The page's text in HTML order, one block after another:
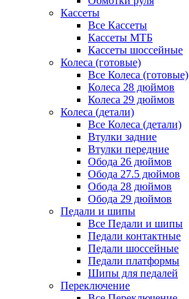
Кассеты
Все Кассеты
Кассеты МТБ
Кассеты шоссейные
Колеса (готовые)
Все Колеса (готовые)
Колеса 28 дюймов
Колеса 29 дюймов
Колеса (детали)
Все Колеса (детали)
Втулки задние
Втулки передние
Обода 26 дюймов
Обода 27.5 дюймов
Обода 28 дюймов
Обода 29 дюймов
Педали и шипы
Все Педали и шипы
Педали контактные
Педали шоссейные
Педали платформы
Шипы для педалей
Переключение